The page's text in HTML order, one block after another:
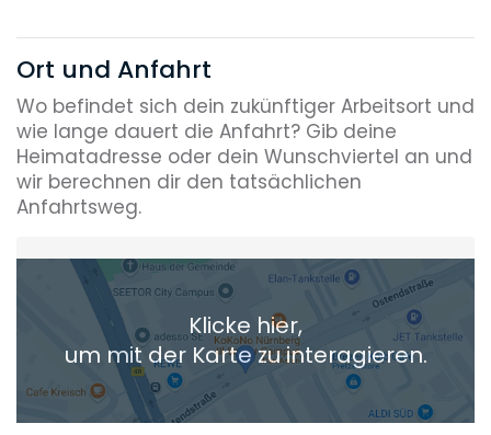
Ort und Anfahrt
Wo befindet sich dein zukünftiger Arbeitsort und
wie lange dauert die Anfahrt? Gib deine
Heimatadresse oder dein Wunschviertel an und
wir berechnen dir den tatsächlichen
Anfahrtsweg.
Heimatadresse oder Wunschort
+ Aktuellen Standort hinzufügen
Die berechneten Anreisezeiten basieren auf den
Verkehrsdaten eines typischen Dienstag morgens um 8:30.
Klicke hier,
um mit der Karte zu interagieren.